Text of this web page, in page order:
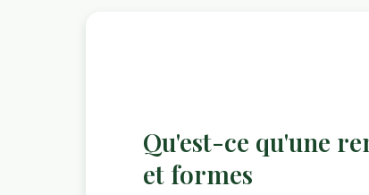
Qu'est-ce qu'une
et formes